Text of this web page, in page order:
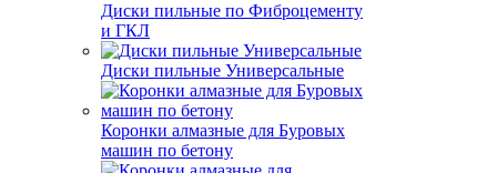
Диски пильные по Фиброцементу
и ГКЛ
Диски пильные Универсальные
Коронки алмазные для Буровых
машин по бетону